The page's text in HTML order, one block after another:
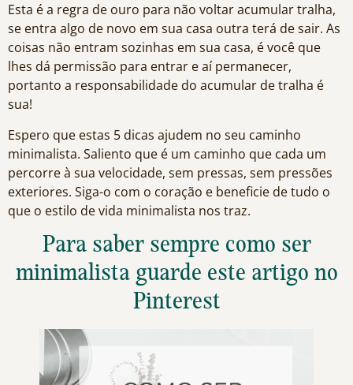
Esta é a regra de ouro para não voltar acumular tralha,
se entra algo de novo em sua casa outra terá de sair. As
coisas não entram sozinhas em sua casa, é você que
lhes dá permissão para entrar e aí permanecer,
portanto a responsabilidade do acumular de tralha é
sua!
Espero que estas 5 dicas ajudem no seu caminho
minimalista. Saliento que é um caminho que cada um
percorre à sua velocidade, sem pressas, sem pressões
exteriores. Siga-o com o coração e beneficie de tudo o
que o estilo de vida minimalista nos traz.
Para saber sempre como ser
minimalista guarde este artigo no
Pinterest